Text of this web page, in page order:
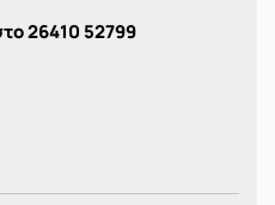
26410 52799